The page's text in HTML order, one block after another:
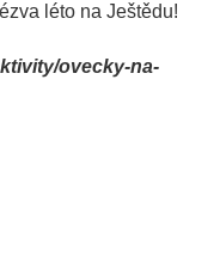
léto na Ještědu!
ovecky-na-